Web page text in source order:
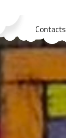
Contacts